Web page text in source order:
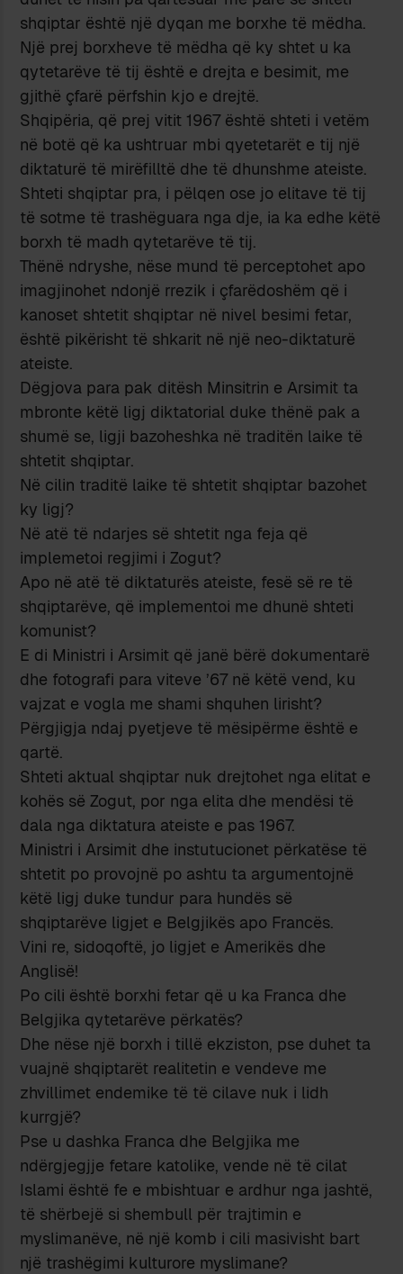
shqiptar është një dyqan me borxhe të mëdha.
Një prej borxheve të mëdha që ky shtet u ka
qytetarëve të tij është e drejta e besimit, me
gjithë çfarë përfshin kjo e drejtë.
Shqipëria, që prej vitit 1967 është shteti i vetëm
në botë që ka ushtruar mbi qyetetarët e tij një
diktaturë të mirëfilltë dhe të dhunshme ateiste.
Shteti shqiptar pra, i pëlqen ose jo elitave të tij
të sotme të trashëguara nga dje, ia ka edhe këtë
borxh të madh qytetarëve të tij.
Thënë ndryshe, nëse mund të perceptohet apo
imagjinohet ndonjë rrezik i çfarëdoshëm që i
kanoset shtetit shqiptar në nivel besimi fetar,
është pikërisht të shkarit në një neo-diktaturë
ateiste.
Dëgjova para pak ditësh Minsitrin e Arsimit ta
mbronte këtë ligj diktatorial duke thënë pak a
shumë se, ligji bazoheshka në traditën laike të
shtetit shqiptar.
Në cilin traditë laike të shtetit shqiptar bazohet
ky ligj?
Në atë të ndarjes së shtetit nga feja që
implemetoi regjimi i Zogut?
Apo në atë të diktaturës ateiste, fesë së re të
shqiptarëve, që implementoi me dhunë shteti
komunist?
E di Ministri i Arsimit që janë bërë dokumentarë
dhe fotografi para viteve ’67 në këtë vend, ku
vajzat e vogla me shami shquhen lirisht?
Përgjigja ndaj pyetjeve të mësipërme është e
qartë.
Shteti aktual shqiptar nuk drejtohet nga elitat e
kohës së Zogut, por nga elita dhe mendësi të
dala nga diktatura ateiste e pas 1967.
Ministri i Arsimit dhe instutucionet përkatëse të
shtetit po provojnë po ashtu ta argumentojnë
këtë ligj duke tundur para hundës së
shqiptarëve ligjet e Belgjikës apo Francës.
Vini re, sidoqoftë, jo ligjet e Amerikës dhe
Anglisë!
Po cili është borxhi fetar që u ka Franca dhe
Belgjika qytetarëve përkatës?
Dhe nëse një borxh i tillë ekziston, pse duhet ta
vuajnë shqiptarët realitetin e vendeve me
zhvillimet endemike të të cilave nuk i lidh
kurrgjë?
Pse u dashka Franca dhe Belgjika me
ndërgjegjje fetare katolike, vende në të cilat
Islami është fe e mbishtuar e ardhur nga jashtë,
të shërbejë si shembull për trajtimin e
myslimanëve, në një komb i cili masivisht bart
një trashëgimi kulturore myslimane?